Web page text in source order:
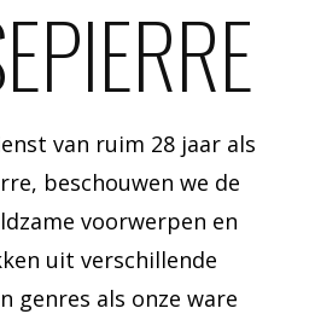
van ruim 28 jaar als
beschouwen we de
voorwerpen en
uit verschillende
genres als onze ware